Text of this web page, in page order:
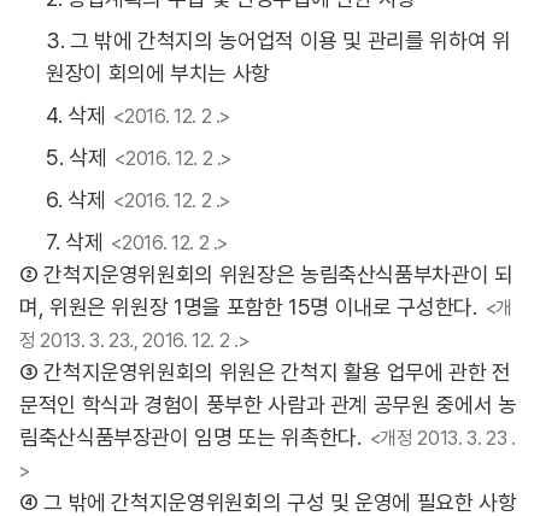
3. 그 밖에 간척지의 농어업적 이용 및 관리를 위하여 위
원장이 회의에 부치는 사항
4. 삭제
<2016. 12. 2 .>
5. 삭제 <2016. 12. 2 .>
6. 삭제 <2016. 12. 2 .>
7. 삭제 <2016. 12. 2 .>
② 간척지운영위원회의 위원장은 농림축산식품부차관이 되
며, 위원은 위원장 1명을 포함한 15명 이내로 구성한다. <개
정 2013. 3. 23., 2016. 12. 2 .>
③ 간척지운영위원회의 위원은 간척지 활용 업무에 관한 전
문적인 학식과 경험이 풍부한 사람과 관계 공무원 중에서 농
림축산식품부장관이 임명 또는 위촉한다. <개정 2013. 3. 23 .
>
④ 그 밖에 간척지운영위원회의 구성 및 운영에 필요한 사항